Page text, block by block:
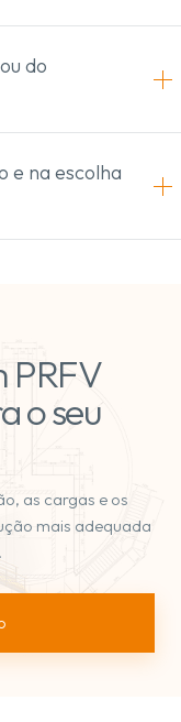
do
e na escolha
PRFV
o seu
as cargas e os
mais adequada